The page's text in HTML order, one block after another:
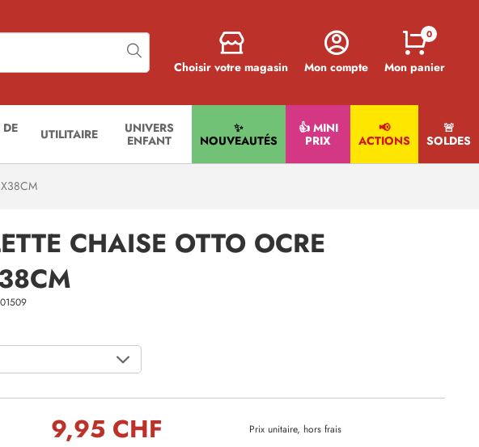
Choisir votre magasin Mon compte Mon panier
0
UTILITAIRE
UNIVERS
ENFANT
✨
NOUVEAUTÉS
👍 MINI
PRIX
📢
ACTIONS
🚨​
SOLDES
CHAISE OTTO OCRE
9,95 CHF Prix unitaire, hors frais